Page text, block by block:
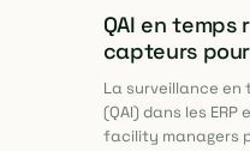
QAI en
capteurs
La surveillance en
(QAI) dans les
facility managers